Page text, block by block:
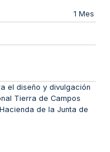
1 Mes
el diseño y divulgación
Tierra de Campos
de la Junta de